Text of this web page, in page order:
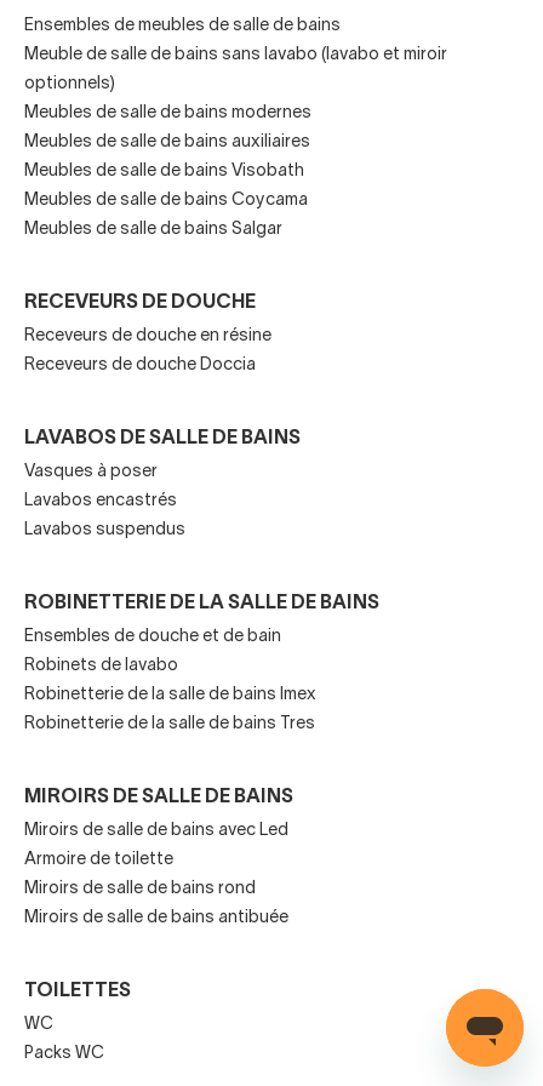
première option repose sur la chaleur générée par le miroir
qui dissipe la vapeur d'eau et l'empêche de s'embuer. La
deuxième option, le revêtement hydrophile, permet à l'eau
de se répartir uniformément sur la surface du miroir,
empêchant ainsi les gouttelettes et la buée.
Votre miroir de salle de bains antibuée et lumineux
de vous faire beau ou belle et améliorez l'efficacité de
l'utilisation de la salle de bains avec un nouveau miroir de
Ensembles de meubles de salle de bains
Meuble de salle de bains sans lavabo (lavabo et miroir
optionnels)
Meubles de salle de bains modernes
Meubles de salle de bains auxiliaires
Meubles de salle de bains Visobath
Meubles de salle de bains Coycama
Meubles de salle de bains Salgar
RECEVEURS DE DOUCHE
Receveurs de douche en résine
Receveurs de douche Doccia
LAVABOS DE SALLE DE BAINS
Vasques à poser
Lavabos encastrés
Lavabos suspendus
ROBINETTERIE DE LA SALLE DE BAINS
Ensembles de douche et de bain
Robinets de lavabo
Robinetterie de la salle de bains Imex
Robinetterie de la salle de bains Tres
MIROIRS DE SALLE DE BAINS
Miroirs de salle de bains avec Led
Armoire de toilette
Miroirs de salle de bains rond
Miroirs de salle de bains antibuée
TOILETTES
WC
Packs WC